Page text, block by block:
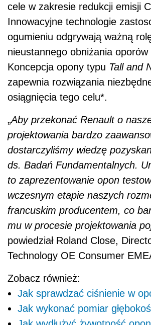
cele w zakresie redukcji emisji
Innowacyjne technologie
ogumieniu odgrywają ważną
nieustannego obniżania oporów
Koncepcja opony typu Tall and
zapewnia rozwiązania
osiągnięcia tego celu*.
„Aby przekonać Renault o
projektowania bardzo
dostarczyliśmy wiedzę
ds. Badań Fundamentalnych.
to zaprezentowanie opon
wczesnym etapie naszych
francuskim producentem, co
mu w procesie projektowania
powiedział Roland Close,
Technology OE Consumer
Zobacz również:
Jak sprawdzać ciśnienie w
Jak wykonać pomiar